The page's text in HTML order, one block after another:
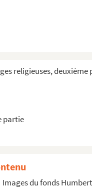
religieuses, deuxième
partie
Images du fonds